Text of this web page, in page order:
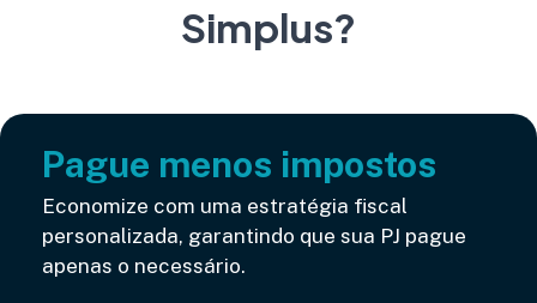
Simplus?
Pague menos impostos
Economize com uma estratégia fiscal
personalizada, garantindo que sua PJ pague
apenas o necessário.